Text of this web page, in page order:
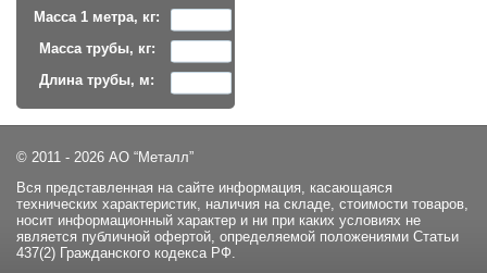
Масса 1 метра, кг:
Масса трубы, кг:
Длина трубы, м:
© 2011 - 2026 АО “Металл”
Вся представленная на сайте информация, касающаяся
технических характеристик, наличия на складе, стоимости товаров,
носит информационный характер и ни при каких условиях не
является публичной офертой, определяемой положениями Статьи
437(2) Гражданского кодекса РФ.